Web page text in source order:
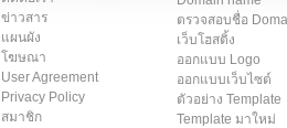
ข่าวสาร
แผนผัง
โฆษณา
User Agreement
Privacy Policy
สมาชิก
ตรวจสอบชื่อ
เว็บโฮสติ้ง
ออกแบบ Logo
ออกแบบเว็บไซต์
ตัวอย่าง Template
Template มาใหม่